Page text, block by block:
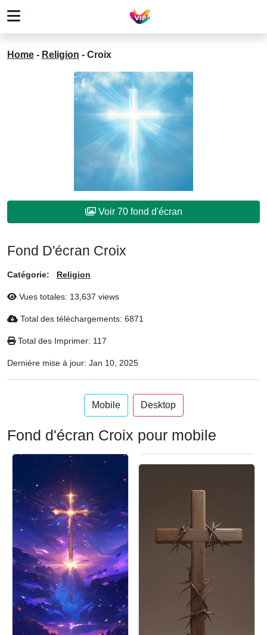
Home - Religion - Croix
Voir 70 fond d'écran
Fond D'écran Croix
Catégorie: Religion
Vues totales: 13,637 views
Total des téléchargements: 6871
Total des Imprimer: 117
Dernière mise à jour: Jan 10, 2025
Mobile Desktop
Fond d'écran Croix pour mobile